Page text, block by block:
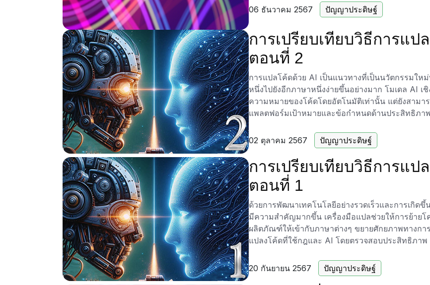
สำหรับนักพัฒนาที่ต้องการยกระดับกระบวนการทดส
สร้างชุดทดสอบ CodePorting.AI พร้อมใช้งานแล้ววั
เครื่องมือ เริ่มต้นใช้งานแอปฟรีของเรา หรือเลือกแ
อีกขั้นในการเพิ่มประสิทธิภาพคุณภาพซอฟต์แวร์ขอ
ทำงานกับเทคโนโลยีที่แตกต่างกัน หนึ่งในคุณสมบัติ
อธิบาย ผู้ใช้สามารถปรับระดับความละเอียดของคำ
แนะนำภายในคอมเมนต์เพื่อปรับแต่งคำอธิบายตามค
นอกจากการจัดการโค้ดที่มีรูปแบบดีแล้ว Code
ไม่ได้จัดรูปแบบและนิพจน์ทางไวยากรณ์ที่ซับซ้อนได้
กับความหมายของโค้ดที่ไม่สมบูรณ์หรือไม่สมบูรณ์บ
เชิงลึกที่เป็นประโยชน์แม้จากฐานโค้ดที่ไม่สมบูรณ์ ค
ทำให้ง่ายสำหรับนักพัฒนาที่จะเข้าใจและใช้ข้อมูล
ของคุณได้อย่างไร สำหรับข้อมูลเพิ่มเติมและทดลองใ
CodePorting.AI
.
06 ธันวาคม 2567 ปัญญาประดิษฐ์
การเปรียบเทียบวิธีการแ
ตอนที่ 2
การแปลโค้ดด้วย AI เป็นแนวทางที่เป็นนวัตกรรมใ
หนึ่งไปยังอีกภาษาหนึ่งง่ายขึ้นอย่างมาก โมเดล AI เ
ความหมายของโค้ดโดยอัตโนมัติเท่านั้น แต่ยังสาม
แพลตฟอร์มเป้าหมายและข้อกำหนดด้านประสิทธิภา
02 ตุลาคม 2567 ปัญญาประดิษฐ์
การเปรียบเทียบวิธีการแ
ตอนที่ 1
ด้วยการพัฒนาเทคโนโลยีอย่างรวดเร็วและการเกิด
มีความสำคัญมากขึ้น เครื่องมือแปลช่วยให้การย้าย
ผลิตภัณฑ์ให้เข้ากับภาษาต่างๆ ขยายศักยภาพทางกา
แปลงโค้ดที่ใช้กฎและ AI โดยตรวจสอบประสิทธิภา
20 กันยายน 2567 ปัญญาประดิษฐ์